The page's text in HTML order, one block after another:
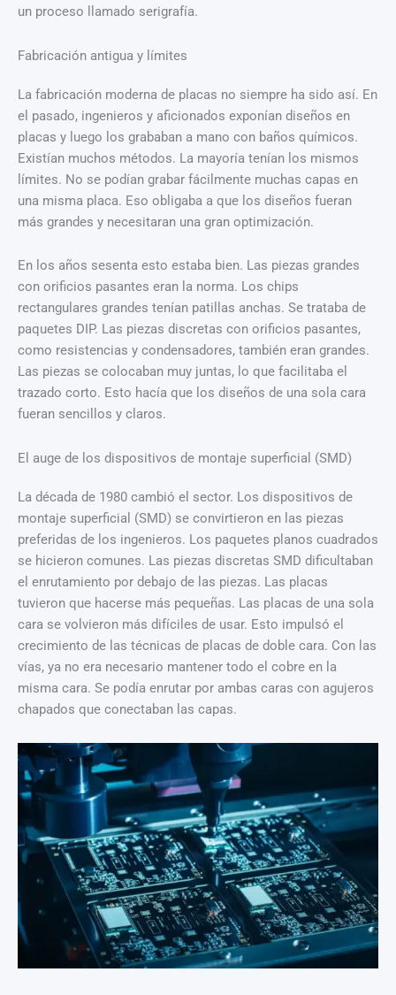
un proceso llamado serigrafía.
Fabricación antigua y límites
La fabricación moderna de placas no siempre ha sido así. En
el pasado, ingenieros y aficionados exponían diseños en
placas y luego los grababan a mano con baños químicos.
Existían muchos métodos. La mayoría tenían los mismos
límites. No se podían grabar fácilmente muchas capas en
una misma placa. Eso obligaba a que los diseños fueran
más grandes y necesitaran una gran optimización.
En los años sesenta esto estaba bien. Las piezas grandes
con orificios pasantes eran la norma. Los chips
rectangulares grandes tenían patillas anchas. Se trataba de
paquetes DIP. Las piezas discretas con orificios pasantes,
como resistencias y condensadores, también eran grandes.
Las piezas se colocaban muy juntas, lo que facilitaba el
trazado corto. Esto hacía que los diseños de una sola cara
fueran sencillos y claros.
El auge de los dispositivos de montaje superficial (SMD)
La década de 1980 cambió el sector. Los dispositivos de
montaje superficial (SMD) se convirtieron en las piezas
preferidas de los ingenieros. Los paquetes planos cuadrados
se hicieron comunes. Las piezas discretas SMD dificultaban
el enrutamiento por debajo de las piezas. Las placas
tuvieron que hacerse más pequeñas. Las placas de una sola
cara se volvieron más difíciles de usar. Esto impulsó el
crecimiento de las técnicas de placas de doble cara. Con las
vías, ya no era necesario mantener todo el cobre en la
misma cara. Se podía enrutar por ambas caras con agujeros
chapados que conectaban las capas.